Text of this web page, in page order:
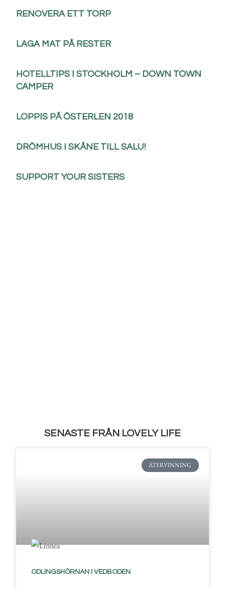
RENOVERA ETT TORP
LAGA MAT PÅ RESTER
HOTELLTIPS I STOCKHOLM – DOWN TOWN
CAMPER
LOPPIS PÅ ÖSTERLEN 2018
DRÖMHUS I SKÅNE TILL SALU!
SUPPORT YOUR SISTERS
SENASTE FRÅN LOVELY LIFE
ÅTERVINNING
ODLINGSHÖRNAN I VEDBODEN